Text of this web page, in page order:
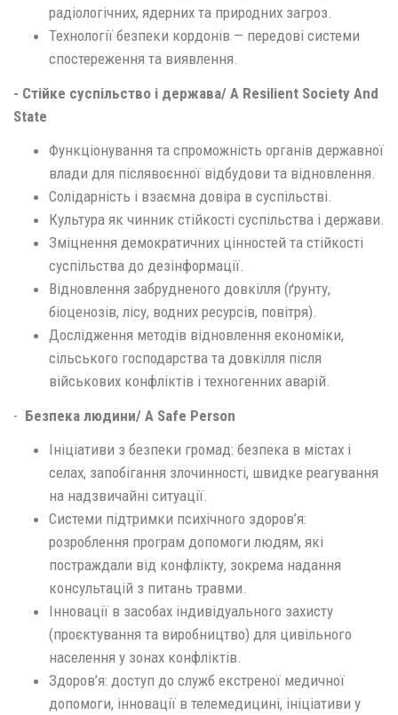
радіологічних, ядерних та природних загроз.
Технології безпеки кордонів — передові системи
спостереження та виявлення.
- Стійке суспільство і держава/ A Resilient Society And
State
Функціонування та спроможність органів державної
влади для післявоєнної відбудови та відновлення.
Солідарність і взаємна довіра в суспільстві.
Культура як чинник стійкості суспільства і держави.
Зміцнення демократичних цінностей та стійкості
суспільства до дезінформації.
Відновлення забрудненого довкілля (ґрунту,
біоценозів, лісу, водних ресурсів, повітря).
Дослідження методів відновлення економіки,
сільського господарства та довкілля після
військових конфліктів і техногенних аварій.
- Безпека людини/ A Safe Person
Ініціативи з безпеки громад: безпека в містах і
селах, запобігання злочинності, швидке реагування
на надзвичайні ситуації.
Системи підтримки психічного здоров’я:
розроблення програм допомоги людям, які
постраждали від конфлікту, зокрема надання
консультацій з питань травми.
Інновації в засобах індивідуального захисту
(проєктування та виробництво) для цивільного
населення у зонах конфліктів.
Здоров’я: доступ до служб екстреної медичної
допомоги, інновації в телемедицині, ініціативи у